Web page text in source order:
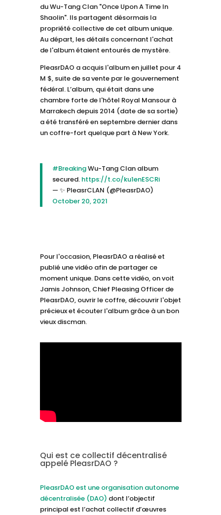
du Wu-Tang Clan "Once Upon A Time In
Shaolin". Ils partagent désormais la
propriété collective de cet album unique.
Au départ, les détails concernant l'achat
de l'album étaient entourés de mystère.
PleasrDAO a acquis l'album en juillet pour 4
M $, suite de sa vente par le gouvernement
fédéral. L’album, qui était dans une
chambre forte de l'hôtel Royal Mansour à
Marrakech depuis 2014 (date de sa sortie)
a été transféré en septembre dernier dans
un coffre-fort quelque part à New York.
#BreakingWu-Tang Clan album
secured. https://t.co/ku1enESCRi
— ✨ PleasrCLAN (@PleasrDAO)
October 20, 2021
Pour l'occasion, PleasrDAO a réalisé et
publié une vidéo afin de partager ce
moment unique. Dans cette vidéo, on voit
Jamis Johnson, Chief Pleasing Officer de
PleasrDAO, ouvrir le coffre, découvrir l'objet
précieux et écouter l'album grâce à un bon
vieux discman.
Qui est ce collectif décentralisé
appelé PleasrDAO ?
PleasrDAO est une organisation autonome
décentralisée (DAO) dont l’objectif
principal est l’achat collectif d’œuvres